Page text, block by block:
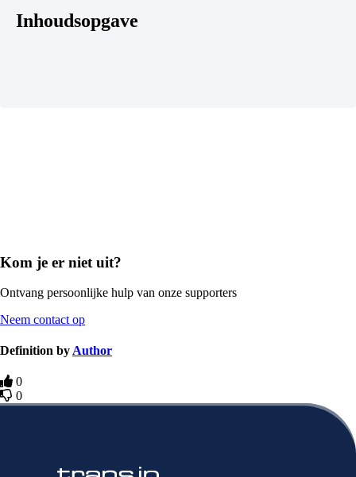
Inhoudsopgave
Kom je er niet uit?
Ontvang persoonlijke hulp van onze supporters
Neem contact op
Definition by Author
0
0